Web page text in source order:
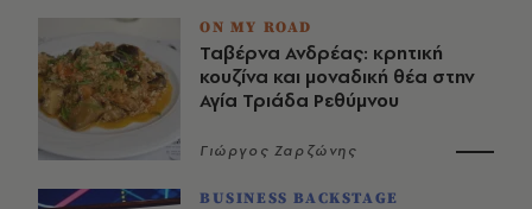
ON MY ROAD
Ταβέρνα Ανδρέας: κρητική
κουζίνα και μοναδική θέα στην
Αγία Τριάδα Ρεθύμνου
Γιώργος Ζαρζώνης
BUSINESS BACKSTAGE